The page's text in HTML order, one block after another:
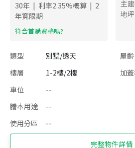
30年 | 利率2.35%概算 | 2
年寬限期
​符合首購資格嗎?
主
地坪
類型 別墅/透天 屋齡
樓層
1-2樓/2樓 加
車位
--
謄本用途
--
使用分區
--
完整物件詳情